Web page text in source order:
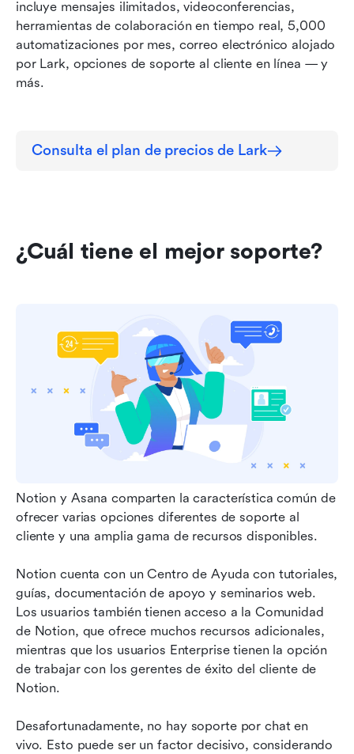
incluye mensajes ilimitados, videoconferencias,
herramientas de colaboración en tiempo real, 5,000
automatizaciones por mes, correo electrónico alojado
por Lark, opciones de soporte al cliente en línea — y
más.
Consulta el plan de precios de Lark
¿Cuál tiene el mejor soporte?
Notion y Asana comparten la característica común de
ofrecer varias opciones diferentes de soporte al
cliente y una amplia gama de recursos disponibles.
Notion cuenta con un Centro de Ayuda con tutoriales,
guías, documentación de apoyo y seminarios web.
Los usuarios también tienen acceso a la Comunidad
de Notion, que ofrece muchos recursos adicionales,
mientras que los usuarios Enterprise tienen la opción
de trabajar con los gerentes de éxito del cliente de
Notion.
Desafortunadamente, no hay soporte por chat en
vivo. Esto puede ser un factor decisivo, considerando